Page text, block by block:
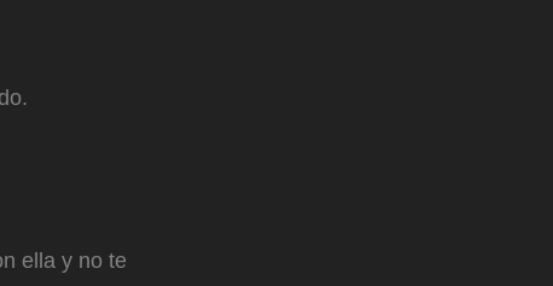
ella y no te